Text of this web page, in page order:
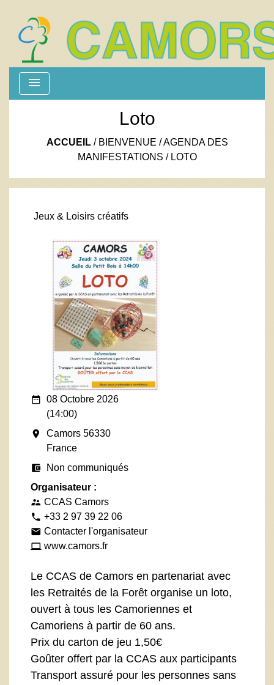
menu
Loto
ACCUEIL/ BIENVENUE /AGENDA DES
MANIFESTATIONS / LOTO
Jeux & Loisirs créatifs
date_range 08 Octobre 2026
(14:00)
room
Camors 56330
France
account_balance_wallet
Non communiqués
Organisateur :
supervisor_account CCAS Camors
phone +33 2 97 39 22 06
email Contacter l'organisateur
computer www.camors.fr
Le CCAS de Camors en partenariat avec
les Retraités de la Forêt organise un loto,
ouvert à tous les Camoriennes et
Camoriens à partir de 60 ans.
Prix du carton de jeu 1,50€
Goûter offert par la CCAS aux participants
Transport assuré pour les personnes sans